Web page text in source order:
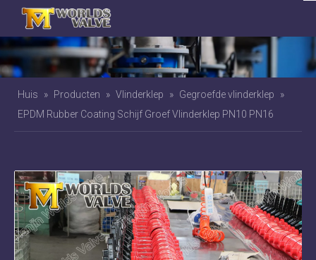
Huis » Producten » Vlinderklep » Gegroefde vlinderklep
»
EPDM Rubber Coating Schijf Groef Vlinderklep PN10 PN16